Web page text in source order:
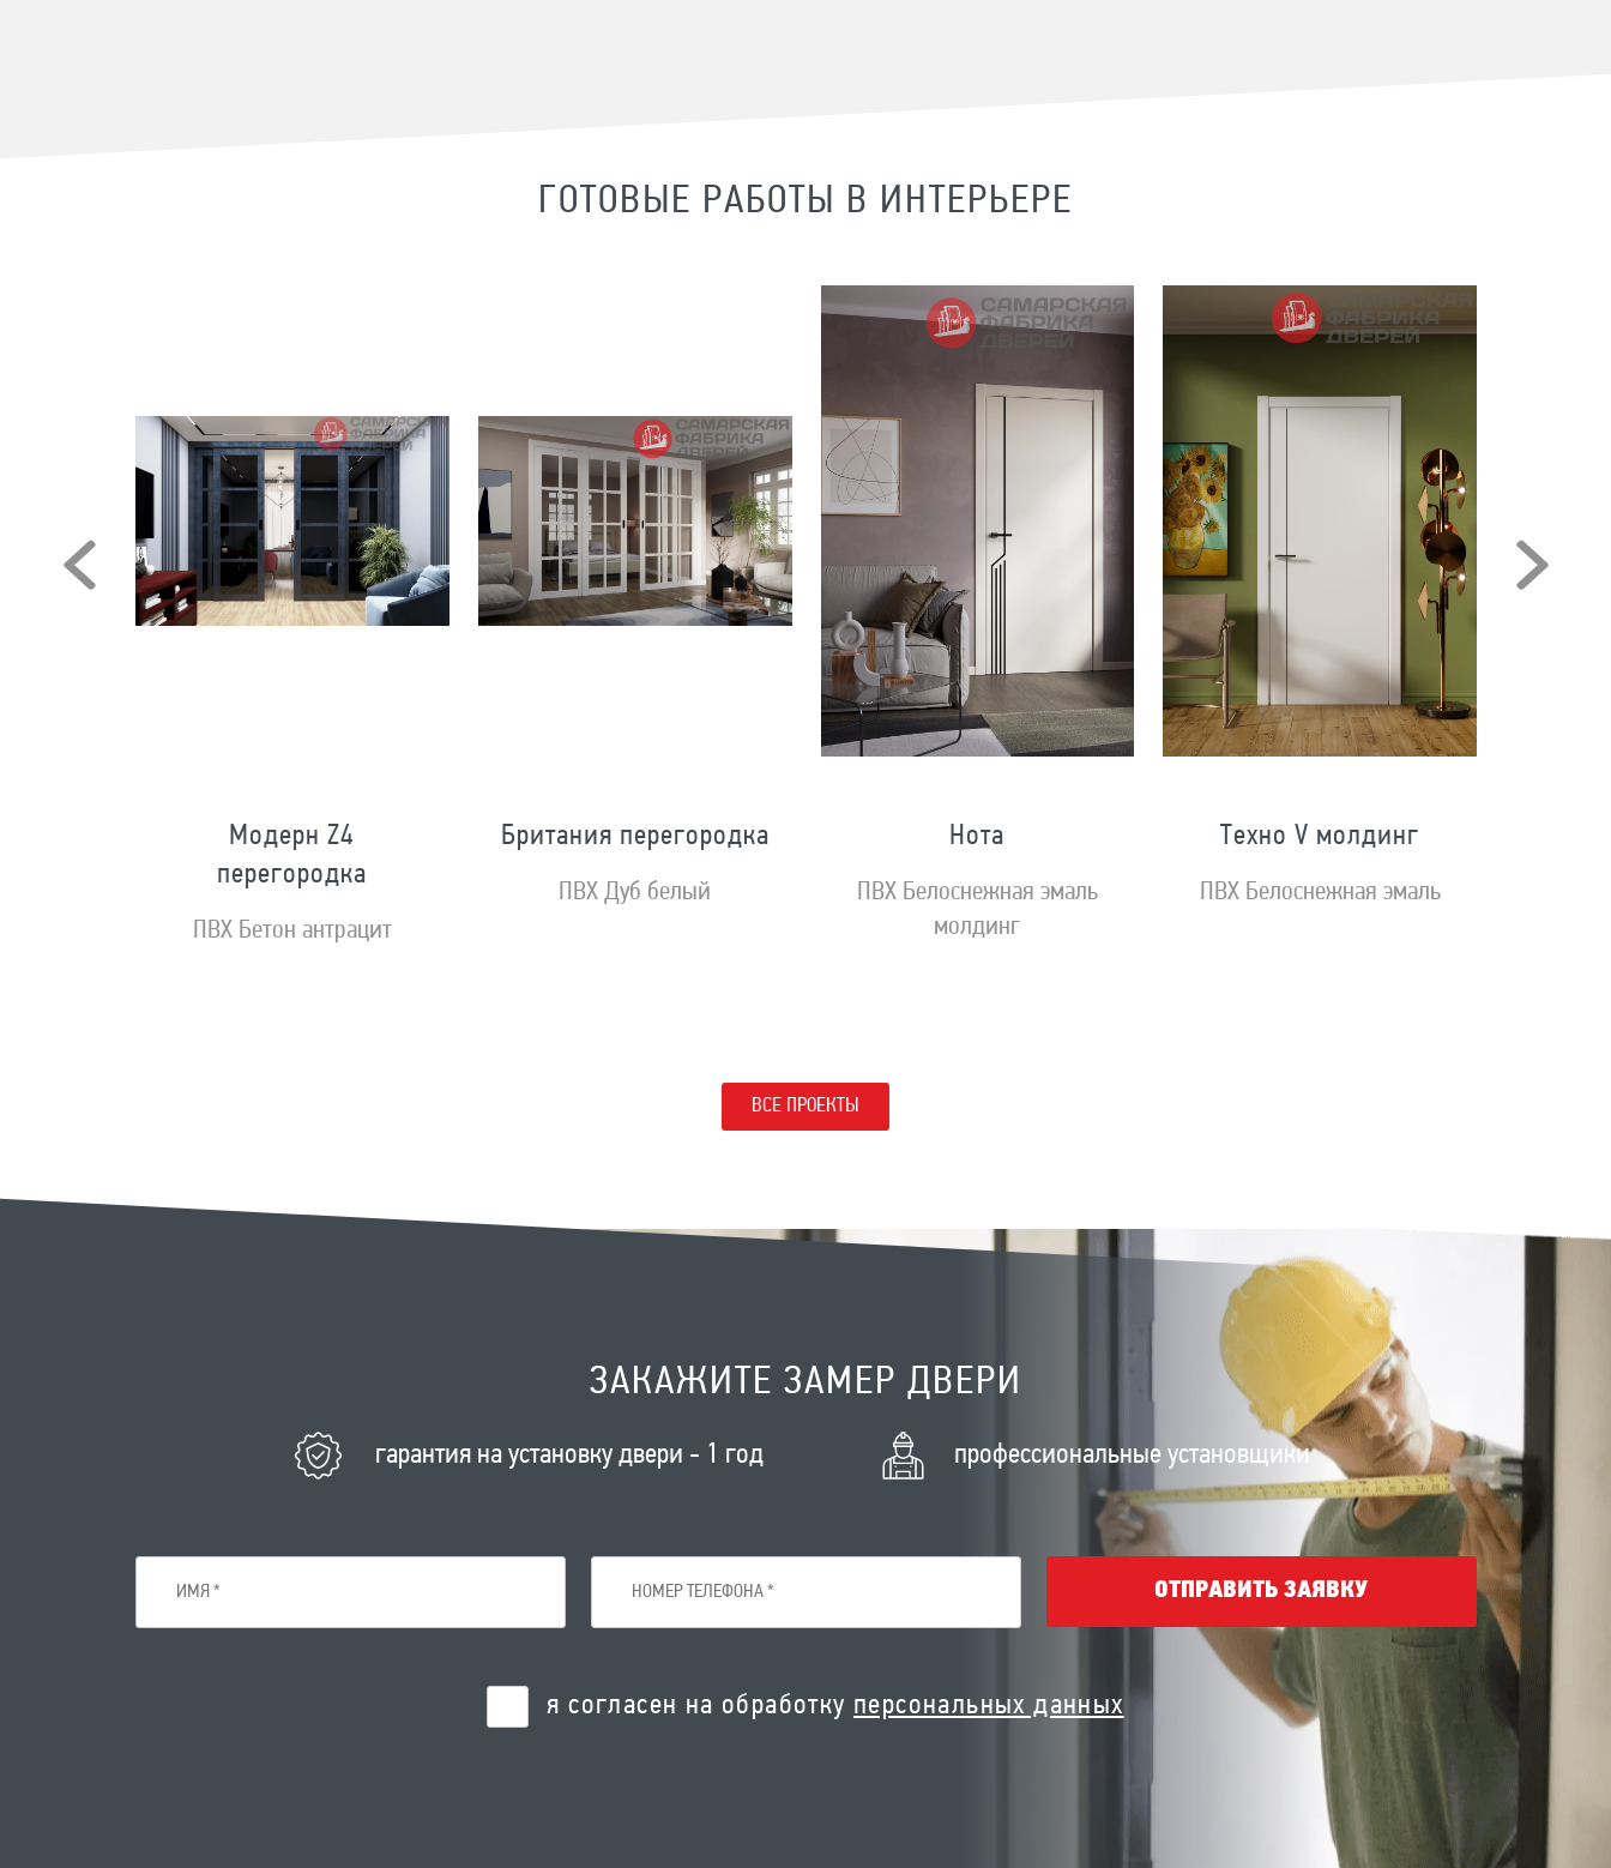
ГОТОВЫЕ РАБОТЫ В ИНТЕРЬЕРЕ
Модерн Z4
перегородка
ПВХ Бетон антрацит
Британия перегородка
ПВХ Дуб белый
Нота
ПВХ Белоснежная эмаль
молдинг
Техно V молдинг
ПВХ Белоснежная эмаль
ВСЕ ПРОЕКТЫ
ЗАКАЖИТЕ ЗАМЕР ДВЕРИ
гарантия на установку двери - 1 год профессиональные установщики
ОТПРАВИТЬ ЗАЯВКУ
я согласен на обработку персональных данных